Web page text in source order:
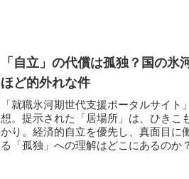
「自立」の代償は孤独？国の氷
ほど的外れな件
「就職氷河期世代支援ポータルサイ
想。提示された「居場所」は、ひきこ
かり。経済的自立を優先し、真面目に
る「孤独」への理解はどこにあるのか